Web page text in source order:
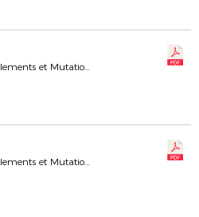
Commission Régionale des Règlements et Mutations
Commission Régionale des Règlements et Mutations